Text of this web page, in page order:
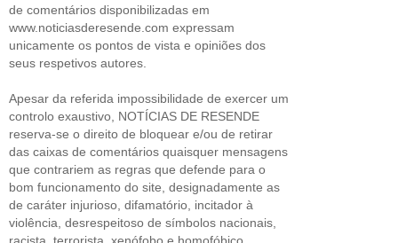
de comentários disponibilizadas em
www.noticiasderesende.com expressam
unicamente os pontos de vista e opiniões dos
seus respetivos autores.
Apesar da referida impossibilidade de exercer um
controlo exaustivo, NOTÍCIAS DE RESENDE
reserva-se o direito de bloquear e/ou de retirar
das caixas de comentários quaisquer mensagens
que contrariem as regras que defende para o
bom funcionamento do site, designadamente as
de caráter injurioso, difamatório, incitador à
violência, desrespeitoso de símbolos nacionais,
racista, terrorista, xenófobo e homofóbico.